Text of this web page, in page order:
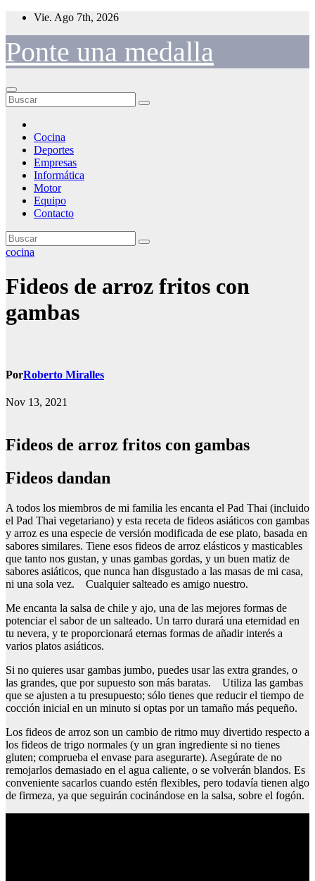
Saltar
contenido
Vie. Ago 7th, 2026
Ponte una medalla
Cocina
Deportes
Empresas
Informática
Motor
Equipo
Contacto
cocina
Fideos de arroz fritos con
gambas
PorRoberto Miralles
Nov 13, 2021
Fideos de arroz fritos con gambas
Fideos dandan
A todos los miembros de mi familia les encanta el Pad Thai (incluido
el Pad Thai vegetariano) y esta receta de fideos asiáticos con gambas
y arroz es una especie de versión modificada de ese plato, basada en
sabores similares. Tiene esos fideos de arroz elásticos y masticables
que tanto nos gustan, y unas gambas gordas, y un buen matiz de
sabores asiáticos, que nunca han disgustado a las masas de mi casa,
ni una sola vez. Cualquier salteado es amigo nuestro.
Me encanta la salsa de chile y ajo, una de las mejores formas de
potenciar el sabor de un salteado. Un tarro durará una eternidad en
tu nevera, y te proporcionará eternas formas de añadir interés a
varios platos asiáticos.
Si no quieres usar gambas jumbo, puedes usar las extra grandes, o
las grandes, que por supuesto son más baratas. Utiliza las gambas
que se ajusten a tu presupuesto; sólo tienes que reducir el tiempo de
cocción inicial en un minuto si optas por un tamaño más pequeño.
Los fideos de arroz son un cambio de ritmo muy divertido respecto a
los fideos de trigo normales (y un gran ingrediente si no tienes
gluten; comprueba el envase para asegurarte). Asegúrate de no
remojarlos demasiado en el agua caliente, o se volverán blandos. Es
conveniente sacarlos cuando estén flexibles, pero todavía tienen algo
de firmeza, ya que seguirán cocinándose en la salsa, sobre el fogón.